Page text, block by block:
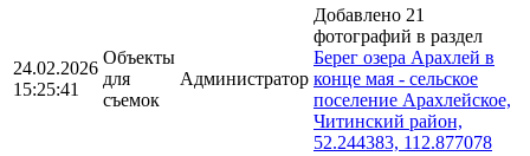
24.02.2026
15:25:41
Объекты
для
съемок
Администратор
Добавлено 21
фотографий в раздел
Берег озера Арахлей в
конце мая - сельское
поселение Арахлейское,
Читинский район,
52.244383, 112.877078